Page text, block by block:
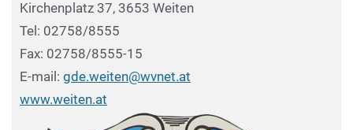
Kirchenplatz 37, 3653 Weiten
Tel: 02758/8555
Fax: 02758/8555-15
E-mail: gde.weiten@wvnet.at
www.weiten.at